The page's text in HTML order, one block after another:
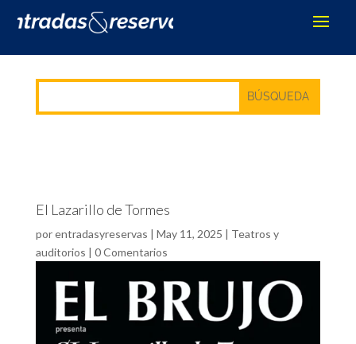
El Lazarillo de Tormes
porentradasyreservas | May 11, 2025 | Teatros y
auditorios | 0 Comentarios